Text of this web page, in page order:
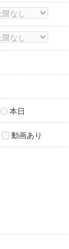
本日
動画あり